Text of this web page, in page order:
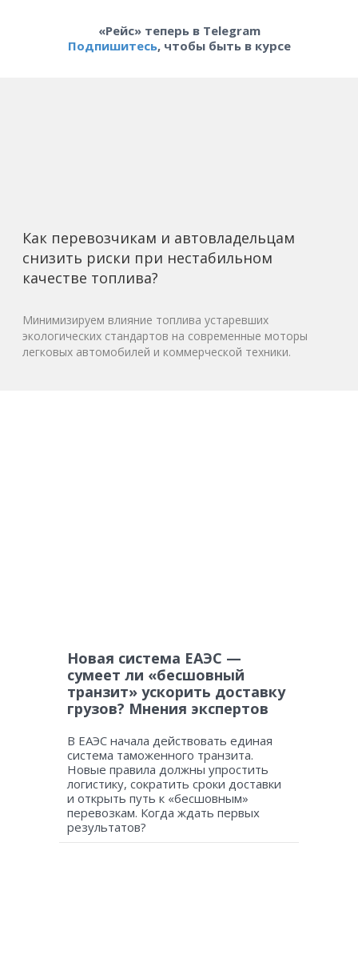
«Рейс» теперь в Telegram
Подпишитесь, чтобы быть в курсе
Как перевозчикам и автовладельцам
снизить риски при нестабильном
качестве топлива?
Минимизируем влияние топлива устаревших
экологических стандартов на современные моторы
легковых автомобилей и коммерческой техники.
Новая система ЕАЭС —
сумеет ли «бесшовный
транзит» ускорить доставку
грузов? Мнения экспертов
В ЕАЭС начала действовать единая
система таможенного транзита.
Новые правила должны упростить
логистику, сократить сроки доставки
и открыть путь к «бесшовным»
перевозкам. Когда ждать первых
результатов?